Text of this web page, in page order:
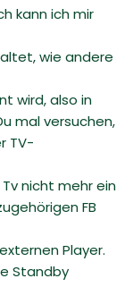
kann ich mir
wie andere
wird, also in
mal versuchen,
TV-
nicht mehr ein
FB
Player.
Standby